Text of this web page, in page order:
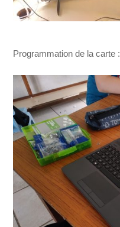
Programmation de la carte :